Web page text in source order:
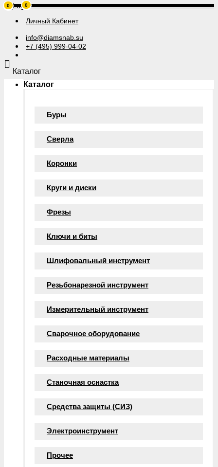
Личный Кабинет
info@diamsnab.su
+7 (495) 999-04-02
0
Каталог
Каталог
Буры
Сверла
Коронки
Круги и диски
Фрезы
Ключи и биты
Шлифовальный инструмент
Резьбонарезной инструмент
Измерительный инструмент
Сварочное оборудование
Расходные материалы
Станочная оснастка
Средства защиты (СИЗ)
Электроинструмент
Прочее
0